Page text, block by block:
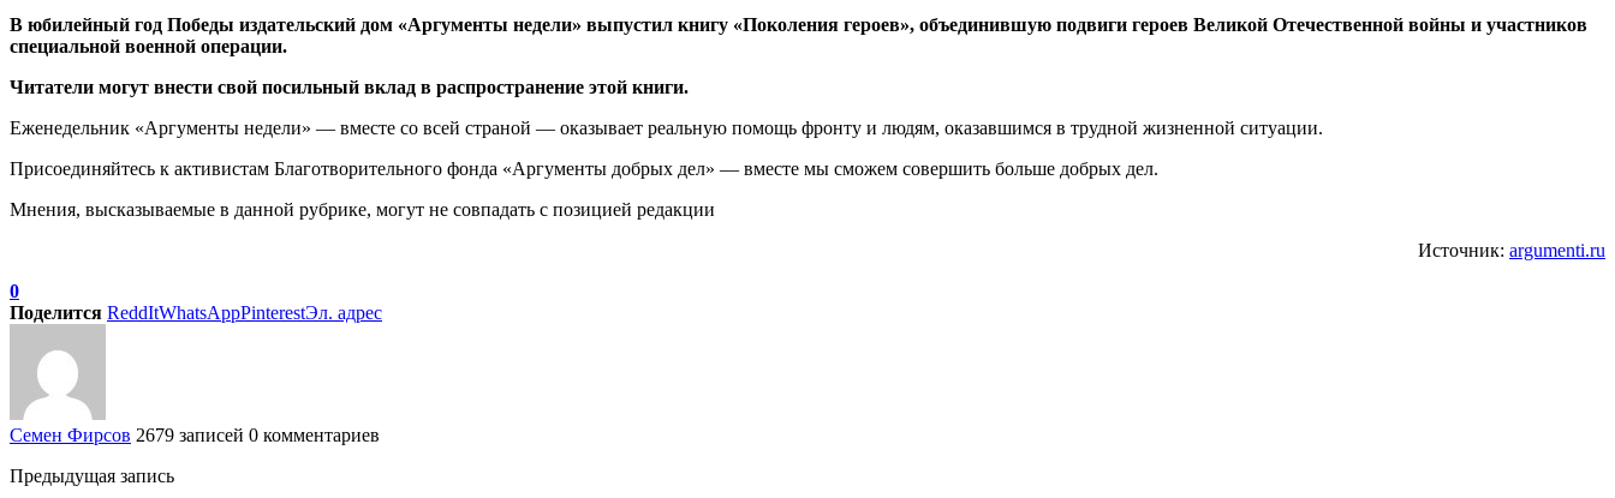
В юбилейный год Победы издательский дом «Аргументы недели» выпустил книгу «Поколения героев», объединившую подвиги героев Великой Отечественной войны и участников
специальной военной операции.
Читатели могут внести свой посильный вклад в распространение этой книги.
Еженедельник «Аргументы недели» — вместе со всей страной — оказывает реальную помощь фронту и людям, оказавшимся в трудной жизненной ситуации.
Присоединяйтесь к активистам Благотворительного фонда «Аргументы добрых дел» — вместе мы сможем совершить больше добрых дел.
Мнения, высказываемые в данной рубрике, могут не совпадать с позицией редакции
Источник: argumenti.ru
0
Поделится ReddItWhatsAppPinterestЭл. адрес
Семен Фирсов 2679 записей 0 комментариев
Предыдущая запись